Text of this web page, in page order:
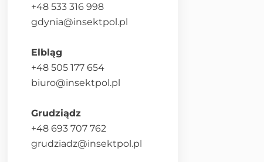
+48 533 316 998
gdynia@insektpol.pl
Elbląg
+48 505 177 654
biuro@insektpol.pl
Grudziądz
+48 693 707 762
grudziadz@insektpol.pl